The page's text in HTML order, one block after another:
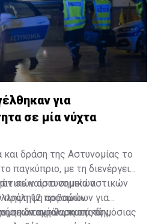
για
σε μία νύχτα
και δράση της Αστυνομίας το
παγκύπριο, με τη διενέργεια
σε καίρια σημεία αστικών
πρόληψη σοβαρών
τη διασφάλιση της δημόσιας
αστυνομικών
12 προσώπων για
κατοχή ναρκωτικών,
αυτών, κατά τη